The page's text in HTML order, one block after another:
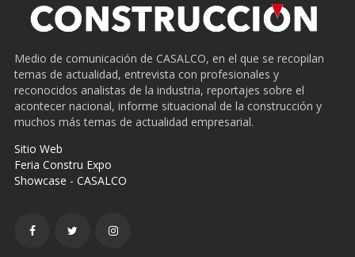
Medio de comunicación de CASALCO, en el que se recopilan
temas de actualidad, entrevista con profesionales y
reconocidos analistas de la industria, reportajes sobre el
acontecer nacional, informe situacional de la construcción y
muchos más temas de actualidad empresarial.
Sitio Web
Feria Constru Expo
Showcase - CASALCO